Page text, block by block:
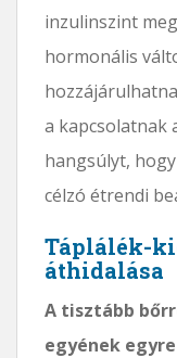
inzulinszint
hormonális
a kapcsolatnak
hangsúlyt,
célzó étrendi
Táplálék-
áthidalása
A tisztább
egyének